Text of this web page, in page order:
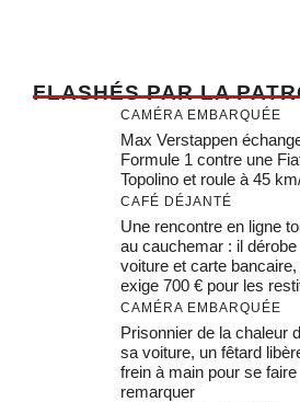
FLASHÉS PAR LA
CAMÉRA EMBARQUÉE
Max Verstappen
Formule 1 contre une
Topolino et roule à 45
CAFÉ DÉJANTÉ
Une rencontre en ligne
au cauchemar : il dérobe
voiture et carte bancaire,
exige 700 € pour les
CAMÉRA EMBARQUÉE
Prisonnier de la chaleur
sa voiture, un fêtard
frein à main pour se faire
remarquer